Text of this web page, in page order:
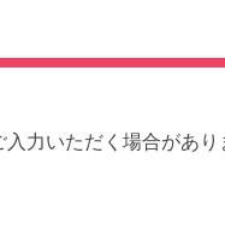
力いただく場合があり